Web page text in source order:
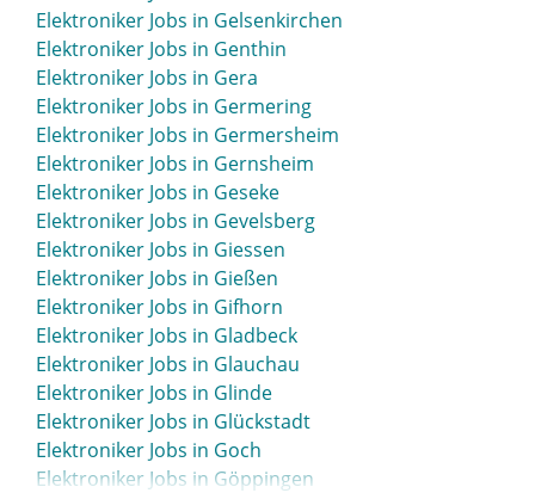
Elektroniker Jobs in Gelsenkirchen
Elektroniker Jobs in Genthin
Elektroniker Jobs in Gera
Elektroniker Jobs in Germering
Elektroniker Jobs in Germersheim
Elektroniker Jobs in Gernsheim
Elektroniker Jobs in Geseke
Elektroniker Jobs in Gevelsberg
Elektroniker Jobs in Giessen
Elektroniker Jobs in Gießen
Elektroniker Jobs in Gifhorn
Elektroniker Jobs in Gladbeck
Elektroniker Jobs in Glauchau
Elektroniker Jobs in Glinde
Elektroniker Jobs in Glückstadt
Elektroniker Jobs in Goch
Elektroniker Jobs in Göppingen